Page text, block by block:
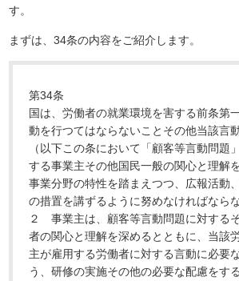
す。
まずは、34条の内容をご紹介します。
第34条
国は、労働者の就業環境を害する前条第
動を行つてはならないことその他当該言
（以下この条において「顧客等言動問題
する事業主その他国民一般の関心と理解
事業分野の特性を踏まえつつ、広報活動
の措置を講ずるように努めなければならな
２ 事業主は、顧客等言動問題に対する
者の関心と理解を深めるとともに、当該
主が雇用する労働者に対する言動に必要
う、研修の実施その他の必要な配慮をす